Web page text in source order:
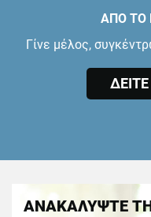
ΑΠΟ ΤΟ
Γίνε μέλος,
ΑΝΑΚΑΛΥΨΤΕ